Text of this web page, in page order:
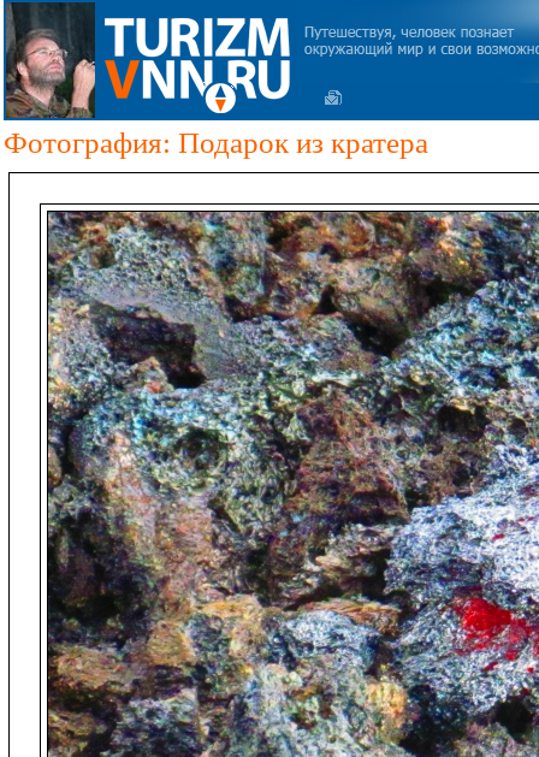
Фотография: Подарок из кратера